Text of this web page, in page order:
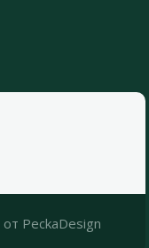
от PeckaDesign